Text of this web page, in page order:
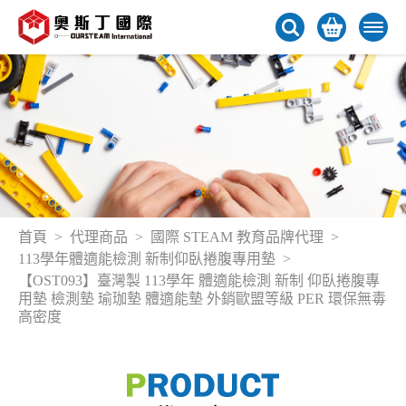
首頁 代理商品
國際 STEAM 教育品牌代理
113學年體適能檢測 新制仰臥捲腹專用墊
【OST093】臺灣製 113學年 體適能檢測 新制 仰臥捲腹專
用墊 檢測墊 瑜珈墊 體適能墊 外銷歐盟等級 PER 環保無毒
高密度